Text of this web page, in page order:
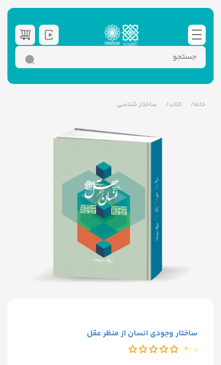
خانه کتاب ساختار شناسی
ساختار وجودی انسان از منظر عقل
5 /
0